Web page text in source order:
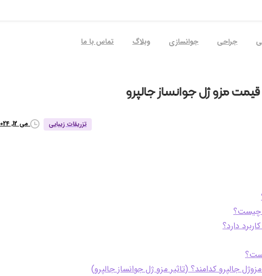
جراحی جوانسازی وبلاگ تماس با ما
قیمتمزوژلجوانسازجالپرو
تزریقات زیبایی می 12, 2024
چیست؟
دارد؟
جالپرو کدامند؟ (تاثیر مزو ژل جوانساز جالپرو)